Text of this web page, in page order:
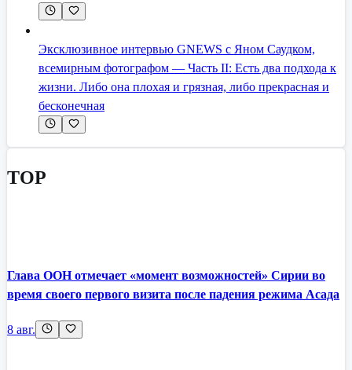
Эксклюзивное интервью GNEWS с Яном Саудком,
всемирным фотографом — Часть II: Есть два подхода к
жизни. Либо она плохая и грязная, либо прекрасная и
бесконечная
TOP
Глава ООН отмечает «момент возможностей» Сирии во
время своего первого визита после падения режима Асада
8 авг.